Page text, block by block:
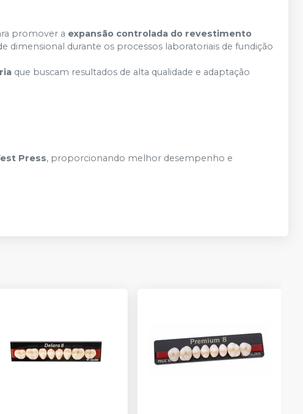
promover a expansão controlada do revestimento
dimensional durante os processos laboratoriais de fundição
que buscam resultados de alta qualidade e adaptação
Press, proporcionando melhor desempenho e